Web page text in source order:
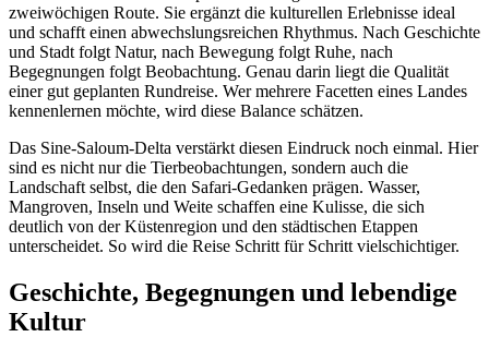
zweiwöchigen Route. Sie ergänzt die kulturellen Erlebnisse ideal
und schafft einen abwechslungsreichen Rhythmus. Nach Geschichte
und Stadt folgt Natur, nach Bewegung folgt Ruhe, nach
Begegnungen folgt Beobachtung. Genau darin liegt die Qualität
einer gut geplanten Rundreise. Wer mehrere Facetten eines Landes
kennenlernen möchte, wird diese Balance schätzen.
Das Sine-Saloum-Delta verstärkt diesen Eindruck noch einmal. Hier
sind es nicht nur die Tierbeobachtungen, sondern auch die
Landschaft selbst, die den Safari-Gedanken prägen. Wasser,
Mangroven, Inseln und Weite schaffen eine Kulisse, die sich
deutlich von der Küstenregion und den städtischen Etappen
unterscheidet. So wird die Reise Schritt für Schritt vielschichtiger.
Geschichte, Begegnungen und lebendige
Kultur